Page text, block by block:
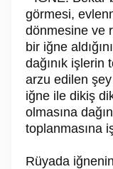
görmesi,
dönmesine ve
bir iğne
dağınık işlerin
arzu edilen
iğne ile dikiş
olmasına
toplanmasına
Rüyada